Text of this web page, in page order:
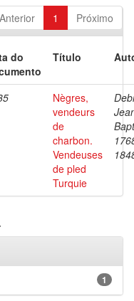
Anterior 1 Próximo
do
Título
Nègres,
vendeurs
de
charbon.
Vendeuses
de pled
Turquie
1